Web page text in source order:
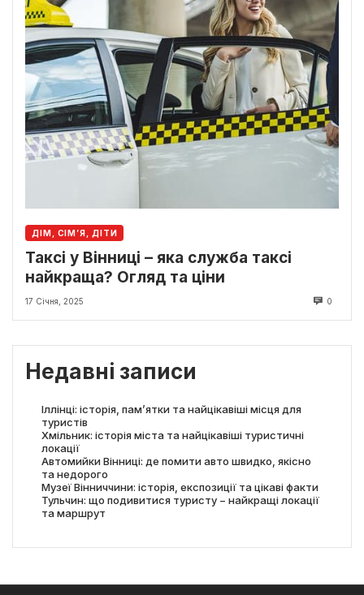
ДІМ, СІМ’Я, ДІТИ
Таксі у Вінниці – яка служба таксі
найкраща? Огляд та ціни
17 Січня, 2025 0
Недавні записи
Іллінці: історія, пам’ятки та найцікавіші місця для
туристів
Хмільник: історія міста та найцікавіші туристичні
локації
Автомийки Вінниці: де помити авто швидко, якісно
та недорого
Музеї Вінниччини: історія, експозиції та цікаві факти
Тульчин: що подивитися туристу − найкращі локації
та маршрут